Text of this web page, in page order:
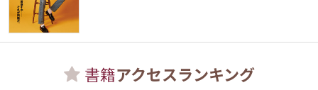
書籍アクセスランキング